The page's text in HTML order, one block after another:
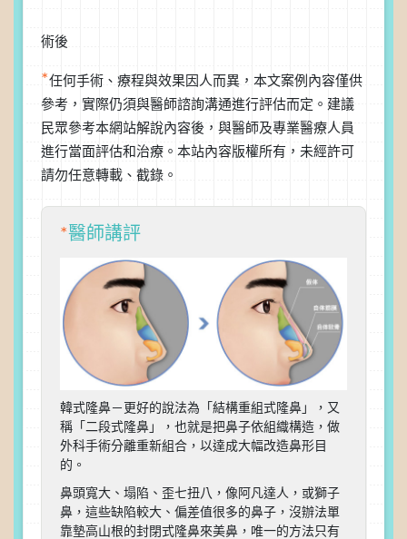
術後
*任何手術、療程與效果因人而異，本文案例內容僅供
參考，實際仍須與醫師諮詢溝通進行評估而定。建議
民眾參考本網站解說內容後，與醫師及專業醫療人員
進行當面評估和治療。本站內容版權所有，未經許可
請勿任意轉載、截錄。
*醫師講評
韓式隆鼻－更好的說法為「結構重組式隆鼻」，又
稱「二段式隆鼻」，也就是把鼻子依組織構造，做
外科手術分離重新組合，以達成大幅改造鼻形目
的。
鼻頭寬大、塌陷、歪七扭八，像阿凡達人，或獅子
鼻，這些缺陷較大、偏差值很多的鼻子，沒辦法單
靠墊高山根的封閉式隆鼻來美鼻，唯一的方法只有